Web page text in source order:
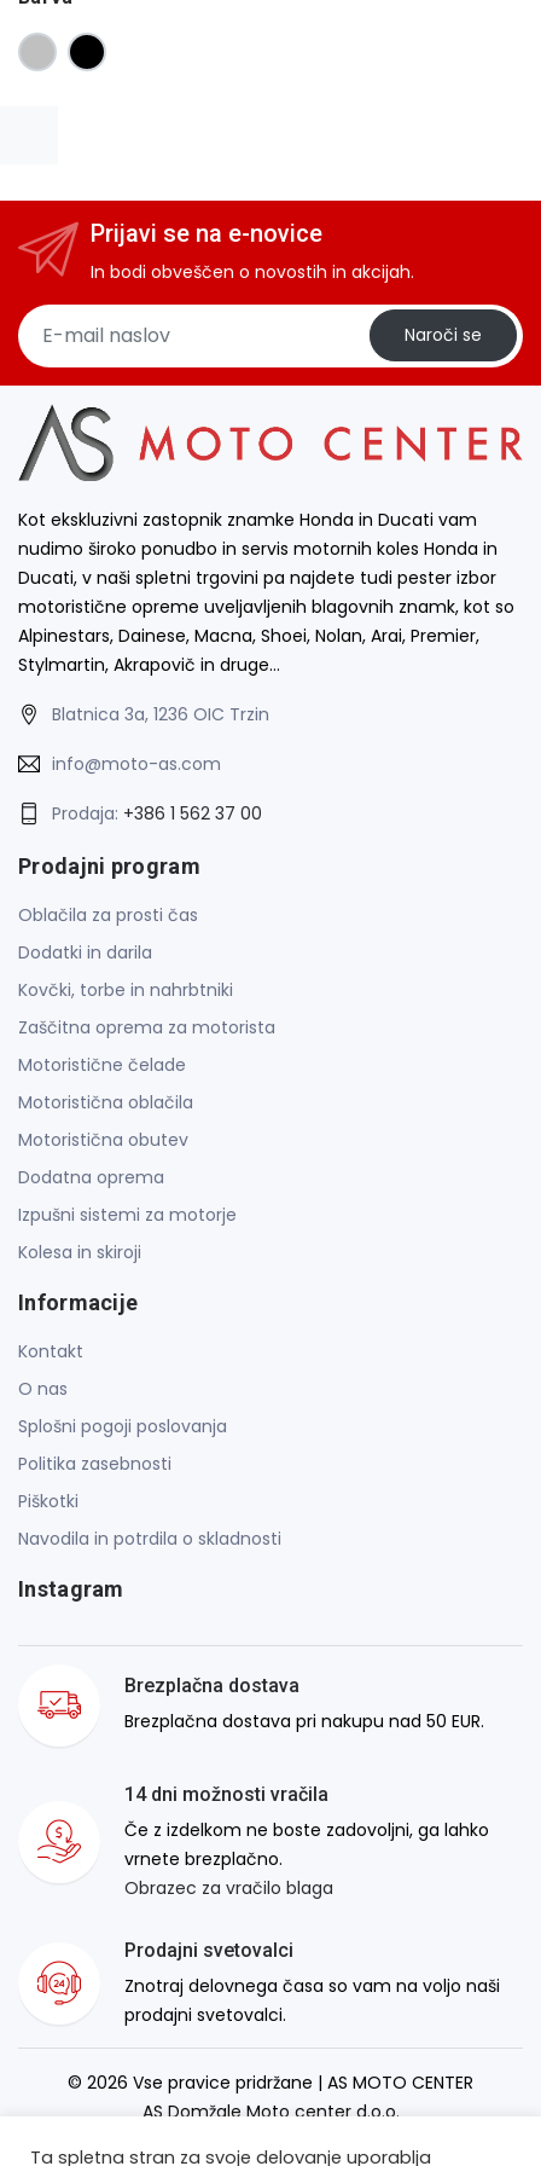
Prijavi se na e-novice
In bodi obveščen o novostih in akcijah.
Naroči se
Kot ekskluzivni zastopnik znamke Honda in Ducati vam
nudimo široko ponudbo in servis motornih koles Honda in
Ducati, v naši spletni trgovini pa najdete tudi pester izbor
motoristične opreme uveljavljenih blagovnih znamk, kot so
Alpinestars, Dainese, Macna, Shoei, Nolan, Arai, Premier,
Stylmartin, Akrapovič in druge…
Blatnica 3a, 1236 OIC Trzin
info@moto-as.com
Prodaja: +386 1 562 37 00
Prodajni program
Oblačila za prosti čas
Dodatki in darila
Kovčki, torbe in nahrbtniki
Zaščitna oprema za motorista
Motoristične čelade
Motoristična oblačila
Motoristična obutev
Dodatna oprema
Izpušni sistemi za motorje
Kolesa in skiroji
Informacije
Kontakt
O nas
Splošni pogoji poslovanja
Politika zasebnosti
Piškotki
Navodila in potrdila o skladnosti
Instagram
Brezplačna dostava
Brezplačna dostava pri nakupu nad 50 EUR.
14 dni možnosti vračila
Če z izdelkom ne boste zadovoljni, ga lahko
vrnete brezplačno.
Obrazec za vračilo blaga
Prodajni svetovalci
Znotraj delovnega časa so vam na voljo naši
prodajni svetovalci.
© 2026 Vse pravice pridržane | AS MOTO CENTER
AS Domžale Moto center d.o.o.
Ta spletna stran za svoje delovanje uporablja